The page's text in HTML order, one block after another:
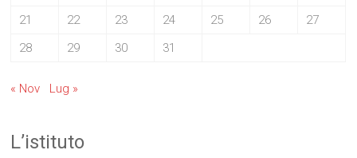
21
22 23 24 25 26
27
28
29 30 31
« Nov Lug »
L’istituto